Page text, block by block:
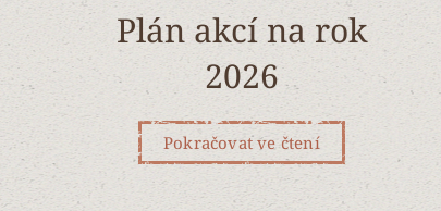
Plán akcí na rok
2026
Pokračovat ve čtení